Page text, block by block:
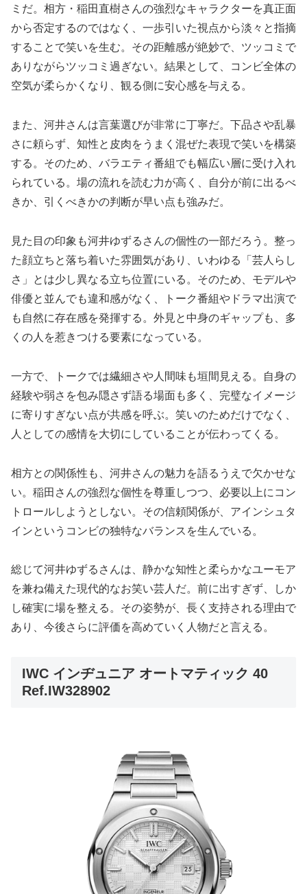
ミだ。相方・稲田直樹さんの強烈なキャラクターを真正面
から否定するのではなく、一歩引いた視点から淡々と指摘
することで笑いを生む。その距離感が絶妙で、ツッコミで
ありながらツッコミ過ぎない。結果として、コンビ全体の
空気が柔らかくなり、観る側に安心感を与える。
また、河井さんは言葉選びが非常に丁寧だ。下品さや乱暴
さに頼らず、知性と皮肉をうまく混ぜた表現で笑いを構築
する。そのため、バラエティ番組でも幅広い層に受け入れ
られている。場の流れを読む力が高く、自分が前に出るべ
きか、引くべきかの判断が早い点も強みだ。
見た目の印象も河井ゆずるさんの個性の一部だろう。整っ
た顔立ちと落ち着いた雰囲気があり、いわゆる「芸人らし
さ」とは少し異なる立ち位置にいる。そのため、モデルや
俳優と並んでも違和感がなく、トーク番組やドラマ出演で
も自然に存在感を発揮する。外見と中身のギャップも、多
くの人を惹きつける要素になっている。
一方で、トークでは繊細さや人間味も垣間見える。自身の
経験や弱さを包み隠さず語る場面も多く、完璧なイメージ
に寄りすぎない点が共感を呼ぶ。笑いのためだけでなく、
人としての感情を大切にしていることが伝わってくる。
相方との関係性も、河井さんの魅力を語るうえで欠かせな
い。稲田さんの強烈な個性を尊重しつつ、必要以上にコン
トロールしようとしない。その信頼関係が、アインシュタ
インというコンビの独特なバランスを生んでいる。
総じて河井ゆずるさんは、静かな知性と柔らかなユーモア
を兼ね備えた現代的なお笑い芸人だ。前に出すぎず、しか
し確実に場を整える。その姿勢が、長く支持される理由で
あり、今後さらに評価を高めていく人物だと言える。
IWC インヂュニア オートマティック 40
Ref.IW328902